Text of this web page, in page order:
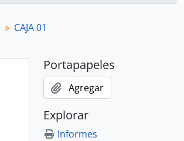
CAJA 01
Portapapeles
Agregar
Explorar
Informes